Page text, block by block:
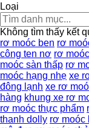
Loại
Không tìm thấy kết
rơ moóc ben rơ
công ten nơ rơ
moóc sàn thấp rơ
moóc hạng nhẹ xe
đông lạnh xe rơ
hàng khung xe rơ
rơ moóc thực phẩm
thanh dolly rơ moóc